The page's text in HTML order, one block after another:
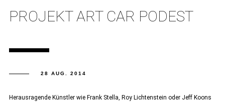
PROJEKT ART CAR PODEST
28 AUG. 2014
Herausragende Künstler wie Frank Stella, Roy Lichtenstein oder Jeff Koons